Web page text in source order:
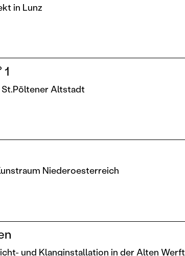
in Lunz
Altstadt
Niederoesterreich
und Klanginstallation in der Alten Werft